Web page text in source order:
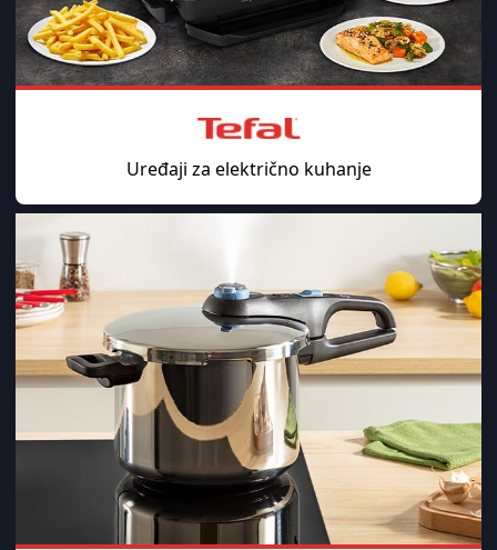
Uređaji za električno kuhanje